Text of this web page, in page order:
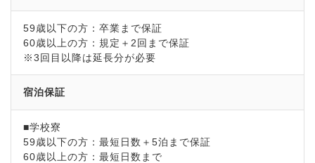
59歳以下の方：卒業まで保証
60歳以上の方：規定＋2回まで保証
※3回目以降は延長分が必要
宿泊保証
■学校寮
59歳以下の方：最短日数＋5泊まで保証
60歳以上の方：最短日数まで